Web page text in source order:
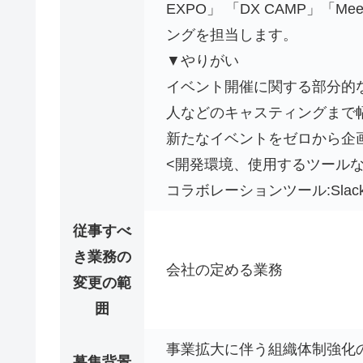
EXPO」 「DX CAMP」「
ングを担当します。
▼やりがい
イベント開催に関する部分
人などのキャスティングま
新たなイベントをゼロから
<開発環境、使用するツール
コラボレーションツール
従事すべ
き業務の
変更の範
囲
会社の定める業務
事業拡大に伴う組織体制強化